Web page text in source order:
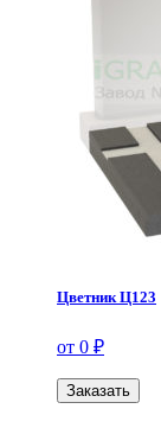
Цветник Ц123
от 0 ₽
Заказать